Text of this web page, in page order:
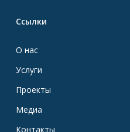
Ссылки
О нас
Услуги
Проекты
Медиа
Контакты